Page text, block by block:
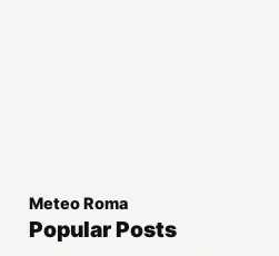
Meteo Roma
Popular Posts